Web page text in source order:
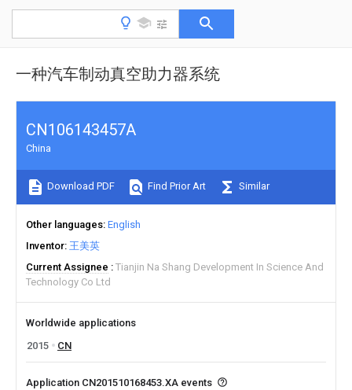
一种汽车制动真空助力器系统
CN106143457A
China
Download PDF Find Prior Art Similar
Other languages English
Inventor 王美英
Current Assignee
Tianjin Na Shang Development In Science And
Technology Co Ltd
Worldwide applications
2015
CN
Application CN201510168453.XA events